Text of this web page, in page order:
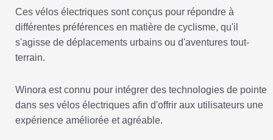
Ces vélos électriques sont conçus pour répondre à
différentes préférences en matière de cyclisme, qu'il
s'agisse de déplacements urbains ou d'aventures tout-
terrain.
Winora est connu pour intégrer des technologies de pointe
dans ses vélos électriques afin d'offrir aux utilisateurs une
expérience améliorée et agréable.